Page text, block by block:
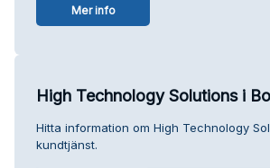
Mer info
High Technology Solutions i
Hitta information om High Technology
kundtjänst.